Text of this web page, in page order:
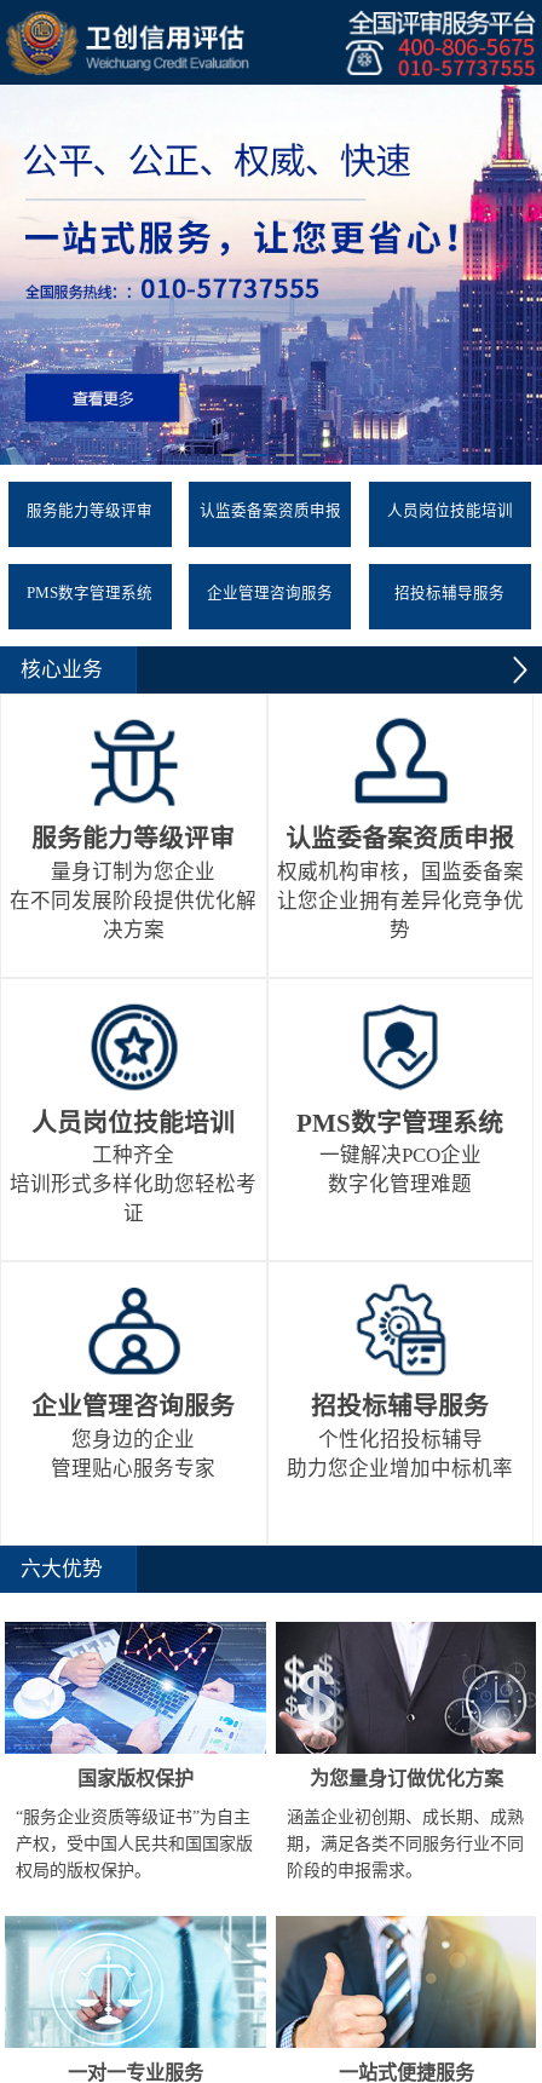
服务能力等级评审 认监委备案资质申报 人员岗位技能培训
PMS数字管理系统 企业管理咨询服务 招投标辅导服务
核心业务
服务能力等级评审
量身订制为您企业
在不同发展阶段提供优化解
决方案
认监委备案资质申报
权威机构审核，国监委备案
让您企业拥有差异化竞争优
势
人员岗位技能培训
工种齐全
培训形式多样化助您轻松考
证
PMS数字管理系统
一键解决PCO企业
数字化管理难题
企业管理咨询服务
您身边的企业
管理贴心服务专家
招投标辅导服务
个性化招投标辅导
助力您企业增加中标机率
六大优势
国家版权保护
“服务企业资质等级证书”为自主
产权，受中国人民共和国国家版
权局的版权保护。
为您量身订做优化方案
涵盖企业初创期、成长期、成熟
期，满足各类不同服务行业不同
阶段的申报需求。
一对一专业服务 一站式便捷服务